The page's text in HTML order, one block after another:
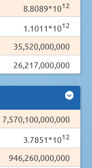
8.8089*1012
1.1011*1012
35,520,000,000
26,217,000,000
7,570,100,000,000
3.7851*1012
946,260,000,000